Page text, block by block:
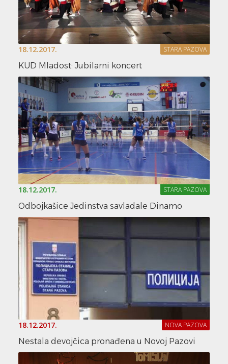
18.12.2017. STARA PAZOVA
KUD Mladost: Jubilarni koncert
18.12.2017. STARA PAZOVA
Odbojkašice Jedinstva savladale Dinamo
18.12.2017. NOVA PAZOVA
Nestala devojčica pronađena u Novoj Pazovi